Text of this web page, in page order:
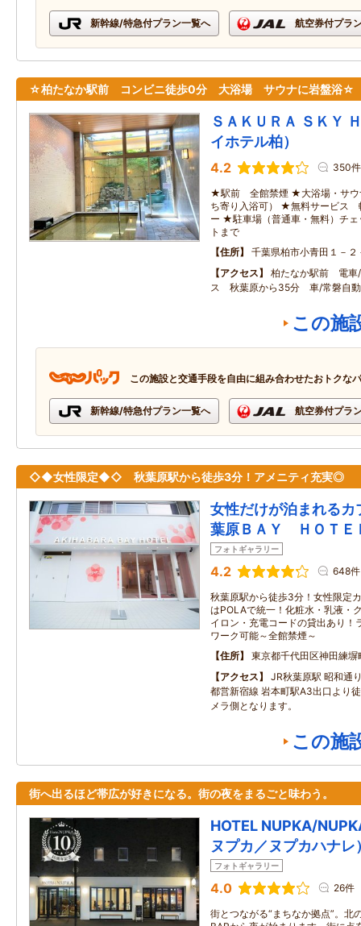
新幹線/特急付プラン一覧へ 航空券付プラ
☆柏たなか駅前 コンビニ徒歩0分 大浴場 サウナに岩盤浴☆
ＳＡＫＵＲＡ ＳＫＹ
イホテル柏）
4.2 350件
★駅前 全館禁煙 ★大浴場・サウ
ち寄り入浴可） ★無料サービス
ー ★駐車場（普通車・無料）チ
トまで
住所
千葉県柏市小青田１－２
アクセス
柏たなか駅前 電車
ス 秋葉原から35分 車/常磐自
この施
この施設と交通手段を自由に組み合わせたおトクな
新幹線/特急付プラン一覧へ 航空券付プラ
◇◆女性限定◆◇ 秋葉原駅から徒歩3分！アメニティ充実◎
女性だけが泊まれる
葉原ＢＡＹ ＨＯＴＥ
フォトギャラリー
4.2 648件
秋葉原駅から徒歩3分！女性限定
はPOLAで統一！化粧水・乳液・
イロン・充電コードの貸出あり！
ワーク可能～全館禁煙～
住所
東京都千代田区神田練塀
アクセス
JR秋葉原駅 昭和
都営新宿線 岩本町駅A3出口より
メラ側となります。
この施
街へ出るほど帯広が好きになる。街の夜をまるごと味わう。
HOTEL NUPKA/
ヌプカ／ヌプカハナレ
フォトギャラリー
4.0 26件
街とつながる“まちなか拠点”。北